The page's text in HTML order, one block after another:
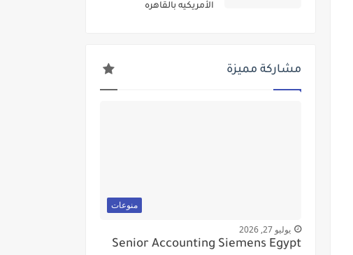
الأمريكيه بالقاهره
مشاركة مميزة
منوعات
يوليو 27, 2026
Senior Accounting Siemens Egypt